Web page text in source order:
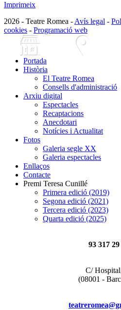
Imprimeix
2026 - Teatre Romea - Avís legal -
cookies - Programació web
Portada
Història
El Teatre Romea
Consells d'administració
Arxiu digital
Espectacles
Recaptacions
Anecdotari
Notícies i Actualitat
Fotos
Galeria segle XX
Galeria espectacles
Enllaços
Contacte
Premi Teresa Cunillé
Primera edició (2019)
Segona edició (2021)
Tercera edició (2023)
Quarta edició (2025)
93 317 29
C/
(08001 -